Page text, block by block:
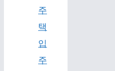
주
택
입
주